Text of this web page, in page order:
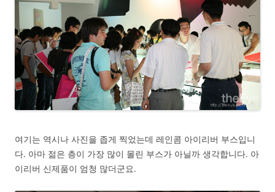
여기는 역시나 사진을 좁게 찍었는데 레인콤 아이리버 부스입니
다. 아마 젊은 층이 가장 많이 몰린 부스가 아닐까 생각합니다. 아
이리버 신제품이 엄청 많더군요.